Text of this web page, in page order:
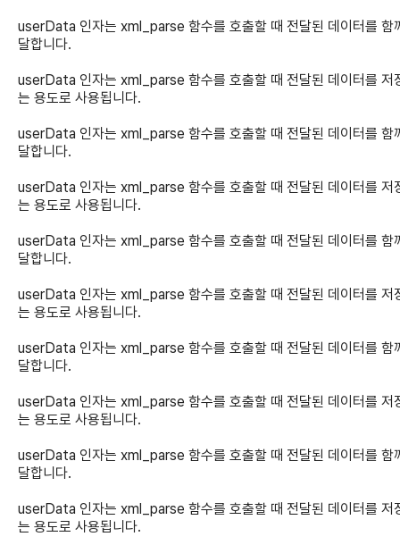
userData 인자는 xml_parse 함수를 호출할 때 전달된 데이터를 함
달합니다.
userData 인자는 xml_parse 함수를 호출할 때 전달된 데이터를 저
는 용도로 사용됩니다.
userData 인자는 xml_parse 함수를 호출할 때 전달된 데이터를 함
달합니다.
userData 인자는 xml_parse 함수를 호출할 때 전달된 데이터를 저
는 용도로 사용됩니다.
userData 인자는 xml_parse 함수를 호출할 때 전달된 데이터를 함
달합니다.
userData 인자는 xml_parse 함수를 호출할 때 전달된 데이터를 저
는 용도로 사용됩니다.
userData 인자는 xml_parse 함수를 호출할 때 전달된 데이터를 함
달합니다.
userData 인자는 xml_parse 함수를 호출할 때 전달된 데이터를 저
는 용도로 사용됩니다.
userData 인자는 xml_parse 함수를 호출할 때 전달된 데이터를 함
달합니다.
userData 인자는 xml_parse 함수를 호출할 때 전달된 데이터를 저
는 용도로 사용됩니다.